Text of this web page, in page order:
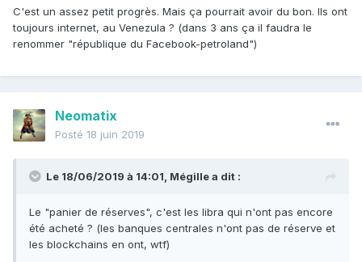
C'est un assez petit progrès. Mais ça pourrait avoir du bon. Ils ont
toujours internet, au Venezula ? (dans 3 ans ça il faudra le
renommer "république du Facebook-petroland")
Neomatix
Posté 18 juin 2019
Le 18/06/2019 à 14:01, Mégillea dit :
Le "panier de réserves", c'est les libra qui n'ont pas encore
été acheté ? (les banques centrales n'ont pas de réserve et
les blockchains en ont, wtf)